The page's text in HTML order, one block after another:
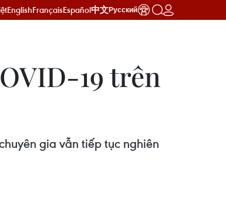
EnglishFrançaisEspañol中文Русский
19 trên
gia vẫn tiếp tục nghiên